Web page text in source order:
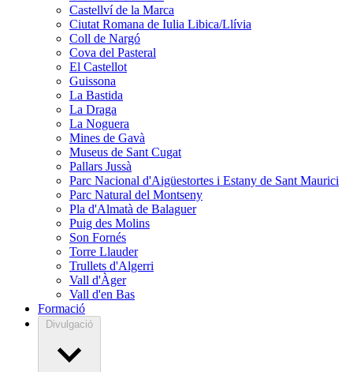
Castellví de la Marca
Ciutat Romana de Iulia Libica/Llívia
Coll de Nargó
Cova del Pasteral
El Castellot
Guissona
La Bastida
La Draga
La Noguera
Mines de Gavà
Museus de Sant Cugat
Pallars Jussà
Parc Nacional d'Aigüestortes i Estany de Sant Maurici
Parc Natural del Montseny
Pla d'Almatà de Balaguer
Puig des Molins
Son Fornés
Torre Llauder
Trullets d'Algerri
Vall d'Àger
Vall d'en Bas
Formació
Divulgació